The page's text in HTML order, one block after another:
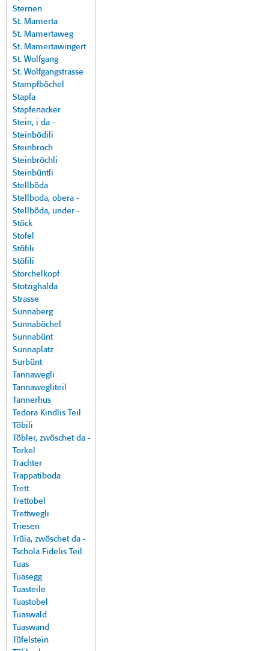
Sternen
St. Mamerta
St. Mamertaweg
St. Mamertawingert
St. Wolfgang
St. Wolfgangstrasse
Stampfböchel
Stapfa
Stapfenacker
Stein, i da -
Steinbödili
Steinbroch
Steinbröchli
Steinbüntli
Stellböda
Stellboda, obera -
Stellböda, under -
Stöck
Stofel
Stöfili
Stöfili
Storchelkopf
Stotzighalda
Strasse
Sunnaberg
Sunnaböchel
Sunnabünt
Sunnaplatz
Surbünt
Tannawegli
Tannawegliteil
Tannerhus
Tedora Kindlis Teil
Töbili
Töbler, zwöschet da -
Torkel
Trachter
Trappatiboda
Trett
Trettobel
Trettwegli
Triesen
Trüia, zwöschet da -
Tschola Fidelis Teil
Tuas
Tuasegg
Tuasteile
Tuastobel
Tuaswald
Tuaswand
Tüfelstein